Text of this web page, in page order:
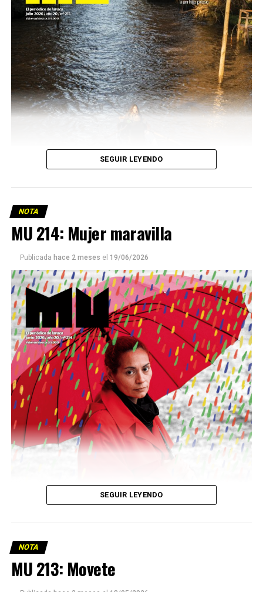
Este número 215 de MU ☝️viene con doble tapa, que
podría ser una frase:
Sin chamuyo, a remarla.
Descargar la Mu en PDF
SEGUIR LEYENDO
NOTA
MU 214: Mujer maravilla
Publicada hace 2 meses el 19/06/2026
SEGUIR LEYENDO
NOTA
MU 213: Movete